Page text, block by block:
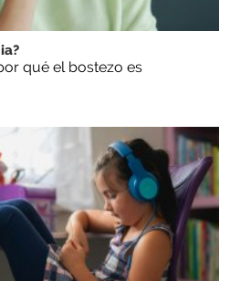
qué el bostezo es